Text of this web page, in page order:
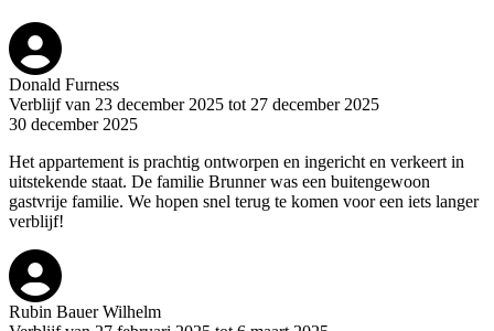
Donald Furness
Verblijf van 23 december 2025 tot 27 december 2025
30 december 2025
Het appartement is prachtig ontworpen en ingericht en verkeert in
uitstekende staat. De familie Brunner was een buitengewoon
gastvrije familie. We hopen snel terug te komen voor een iets langer
verblijf!
Rubin Bauer Wilhelm